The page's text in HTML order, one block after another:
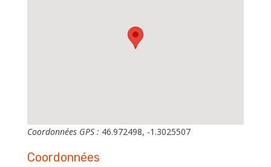
Coordonnées GPS : 46.972498, -1.3025507
Coordonnées